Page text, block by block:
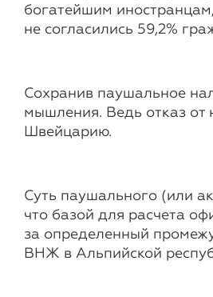
богатейшим
не согласились 59,2%
Сохранив паушальное
мышления. Ведь отказ от
Швейцарию.
Суть паушального (или
что базой для расчета
за определенный
ВНЖ в Альпийской